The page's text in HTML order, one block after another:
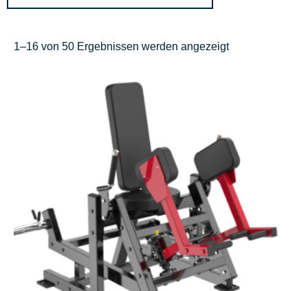
1–16 von 50 Ergebnissen werden angezeigt